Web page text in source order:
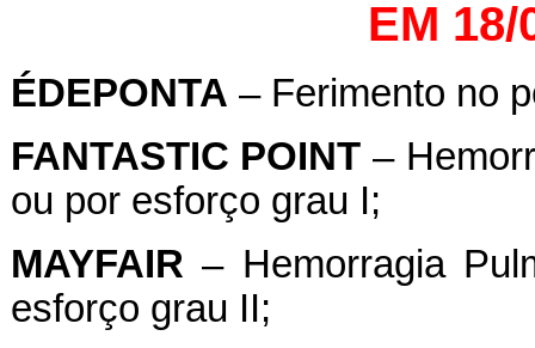
EM 18/
ÉDEPONTA – Ferimento no
FANTASTIC POINT –
ou por esforço grau I;
MAYFAIR – Hemorragia
esforço grau II;